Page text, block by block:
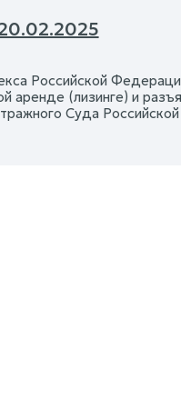
Российской
аренде (лизинге) и
Суда